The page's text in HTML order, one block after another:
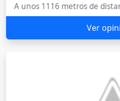
A unos 1116 metros de
Ver